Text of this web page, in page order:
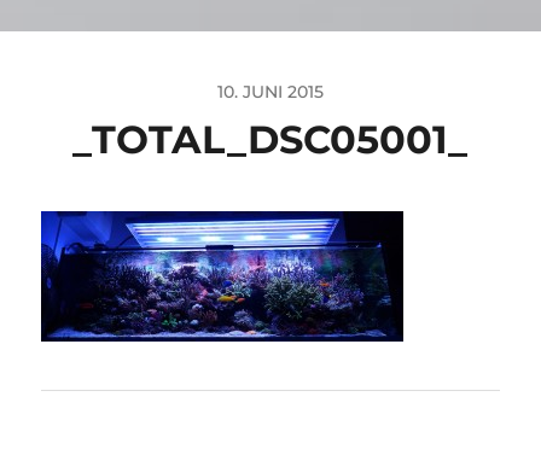
10. JUNI 2015
_TOTAL_DSC05001_